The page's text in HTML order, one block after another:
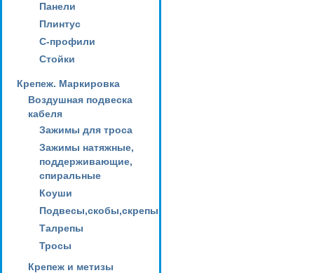
Панели
Плинтус
С-профили
Стойки
Крепеж. Маркировка
Воздушная подвеска
кабеля
Зажимы для троса
Зажимы натяжные,
поддерживающие,
спиральные
Коуши
Подвесы,скобы,скрепы
Талрепы
Тросы
Крепеж и метизы